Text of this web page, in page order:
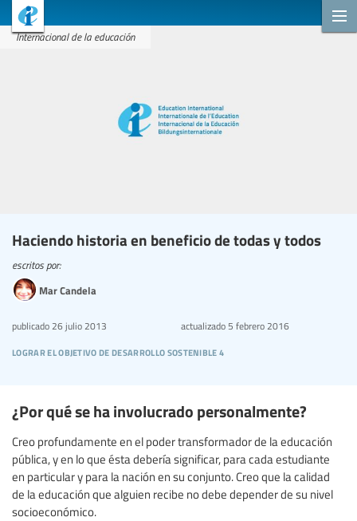
Internacional de la educación
Haciendo historia en beneficio de todas y todos
lograr el objetivo de desarrollo sostenible 4
publicado 26 julio 2013 actualizado5 febrero 2016
escritos por:
Mar Candela
¿Por qué se ha involucrado personalmente?
Creo profundamente en el poder transformador de la educación
pública, y en lo que ésta debería significar, para cada estudiante
en particular y para la nación en su conjunto. Creo que la calidad
de la educación que alguien recibe no debe depender de su nivel
socioeconómico.